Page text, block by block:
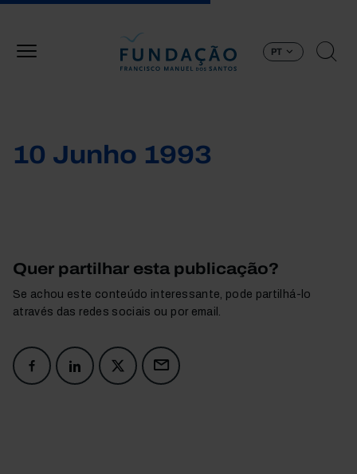
PT
10 Junho 1993
Quer partilhar esta publicação?
Se achou este conteúdo interessante, pode partilhá-lo
através das redes sociais ou por email.